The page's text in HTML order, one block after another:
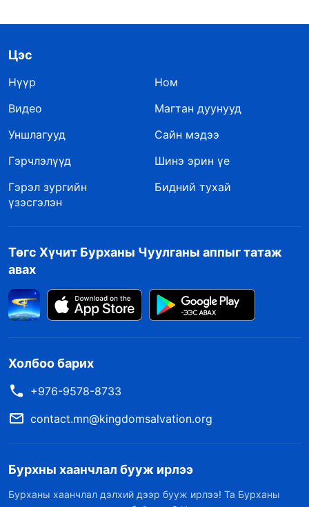
Цэс
Нүүр
Ном
Видео
Магтан дуунууд
Уншлагууд
Сайн мэдээ
Гэрчлэлүүд
Шинэ эрин үе
Гэрэл зургийн
үзэсгэлэн
Бидний тухай
Төгс Хүчит Бурханы Чуулганы аппыг татаж
авах
Холбоо барих
+976-9578-8733
contact.mn@kingdomsalvation.org
Бурхны хаанчлал бууж ирлээ
Бурханы хаанчлал дэлхий дээр бууж ирлээ! Та Бурханы